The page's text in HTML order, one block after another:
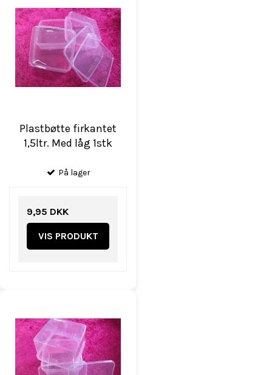
Plastbøtte firkantet
1,5ltr. Med låg 1stk
På lager
9,95 DKK
VIS PRODUKT